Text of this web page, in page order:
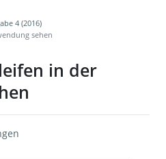
4 (2016)
sehen
in der